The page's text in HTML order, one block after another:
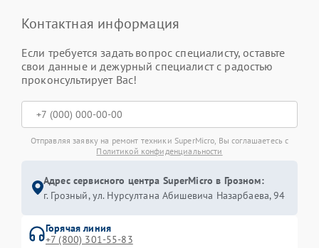
Контактная информация
Если требуется задать вопрос специалисту, оставьте
свои данные и дежурный специалист с радостью
проконсультирует Вас!
Отправляя заявку на ремонт техники SuperMicro, Вы соглашаетесь с
Политикой конфиденциальности
Адрес сервисного центра SuperMicro в Грозном:
г. Грозный, ул. Нурсултана Абишевича Назарбаева, 94
Горячая линия
+7 (800) 301-55-83